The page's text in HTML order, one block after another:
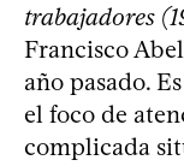
trabajadores
Francisco
año pasado.
el foco de
complicada